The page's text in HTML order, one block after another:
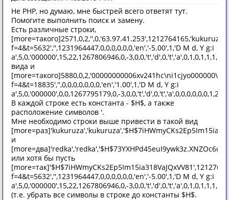
Не PHP, но думаю, мне быстрей всего ответят тут.
Помогите выполнить поиск и замену.
Есть различные строки,
f=4&t=5632','',1231964447,0,0,0,0,0,0,'en','-5.00',1,'D M d, Y g:i
a',5,0,'000000',15,22,1267806946,0,-
вида и
f=4&t=18835','',0,0,0,0,0,0,0,'en','1.00',1,'D M d, Y g:i
a',5,0,'000000',0,0,1267795179,0,-
В каждой строке есть константа - $H$, а также
расположение символов '.
Мне необходимо строки выше привести в такой вид
и
или хотя бы пусть
f=4&t=5632','',1231964447,0,0,0,0,0,0,'en','-5.00',1,'D M d, Y g:i
a',5,0,'000000',15,22,1267806946,0,-
(т.е. убрать все символы в строке до константы $H$.